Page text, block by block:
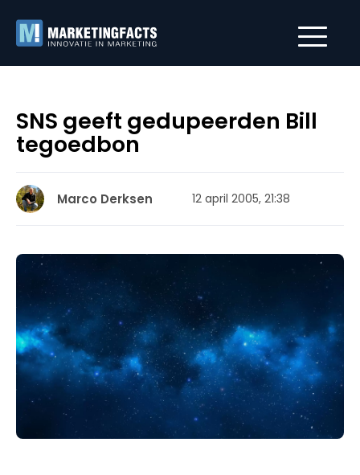
SNS geeft gedupeerden Bill
tegoedbon
Marco Derksen 12 april 2005, 21:38